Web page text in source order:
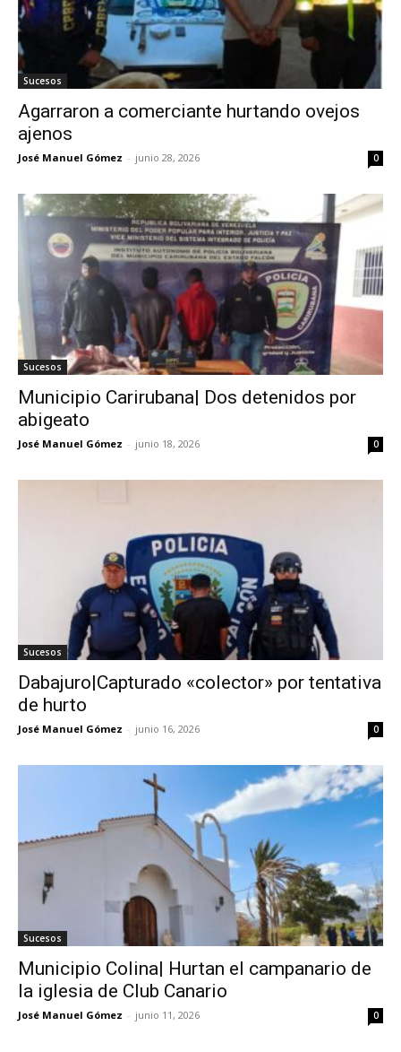
Sucesos
Agarraron a comerciante hurtando ovejos
ajenos
José Manuel Gómez - junio 28, 2026 0
Sucesos
Municipio Carirubana| Dos detenidos por
abigeato
José Manuel Gómez - junio 18, 2026 0
Sucesos
Dabajuro|Capturado «colector» por tentativa
de hurto
José Manuel Gómez - junio 16, 2026 0
Sucesos
Municipio Colina| Hurtan el campanario de
la iglesia de Club Canario
José Manuel Gómez - junio 11, 2026 0